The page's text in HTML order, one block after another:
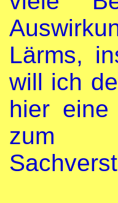
Lärms,
will ich
hier
zum